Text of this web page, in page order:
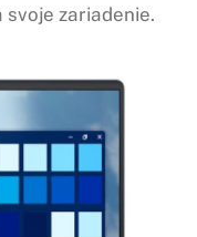
zariadenie.